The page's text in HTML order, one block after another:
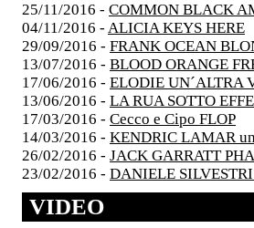
25/11/2016 - COMMON BLACK
04/11/2016 - ALICIA KEYS HERE
29/09/2016 - FRANK OCEAN
13/07/2016 - BLOOD ORANGE
17/06/2016 - ELODIE UN´ALTRA
13/06/2016 - LA RUA SOTTO
17/03/2016 - Cecco e Cipo FLOP
14/03/2016 - KENDRIC LAMAR
26/02/2016 - JACK GARRATT
23/02/2016 - DANIELE
VIDEO